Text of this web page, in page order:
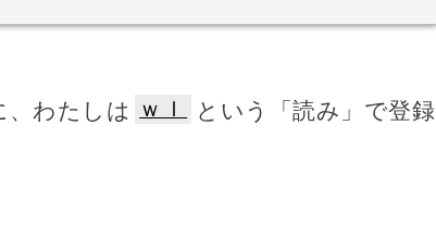
、わたしは ｗｌ という「読み」で登録